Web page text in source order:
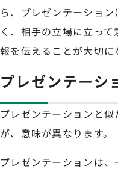
ら、プレゼンテーショ
く、相手の立場に立っ
報を伝えることが大切に
プレゼンテーシ
プレゼンテーションと
が、意味が異なります。
プレゼンテーションは